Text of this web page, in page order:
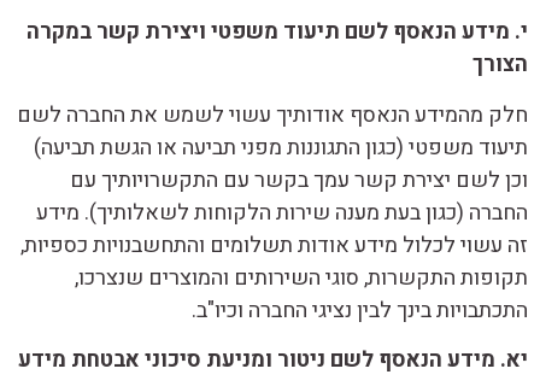
י. מידע הנאסף לשם תיעוד משפטי ויצירת קשר במקרה
הצורך
חלק מהמידע הנאסף אודותיך עשוי לשמש את החברה לשם
תיעוד משפטי (כגון התגוננות מפני תביעה או הגשת תביעה)
וכן לשם יצירת קשר עמך בקשר עם התקשרויותיך עם
החברה (כגון בעת מענה שירות הלקוחות לשאלותיך). מידע
זה עשוי לכלול מידע אודות תשלומים והתחשבנויות כספיות,
תקופות התקשרות, סוגי השירותים והמוצרים שנצרכו,
התכתבויות בינך לבין נציגי החברה וכיו"ב.
יא. מידע הנאסף לשם ניטור ומניעת סיכוני אבטחת מידע